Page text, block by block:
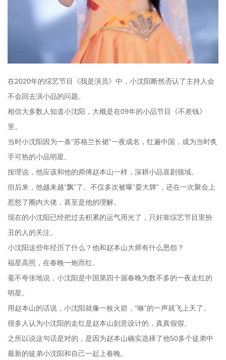
在2020年的综艺节目《我是演员》中，小沈阳断然否认了主持人会
不会回去演小品的问题。
相信大多数人知道小沈阳，大概是在09年的小品节目《不差钱》
里。
当时小沈阳因为一条“苏格兰长裙”一夜成名，红遍中国，成为当时炙
手可热的小品明星。
按理说，他应该和他的师傅赵本山一样，深耕小品喜剧领域。
但后来，他越来越“飘”了。不仅多次被曝“耍大牌”，还在一次聚会上
惹怒了圈内大佬，甚至是他的理解。
现在的小沈阳已经把过去积累的运气用光了，只好靠综艺节目里扮
丑的人的关注。
小沈阳这些年经历了什么？他和赵本山大师有什么恩怨？
福星高照，在春晚一炮而红。
毫不夸张地说，小沈阳是中国第四十届春晚为数不多的一夜走红的
明星。
用赵本山的话说，小沈阳就像一枚火箭，“咻”的一声就飞上天了。
很多人认为小沈阳的走红是赵本山刻意设计的，真真假假。
之所以说这句话是对的，是因为赵本山确实选择了他50多个徒弟中
最新的徒弟小沈阳和自己一起上春晚。